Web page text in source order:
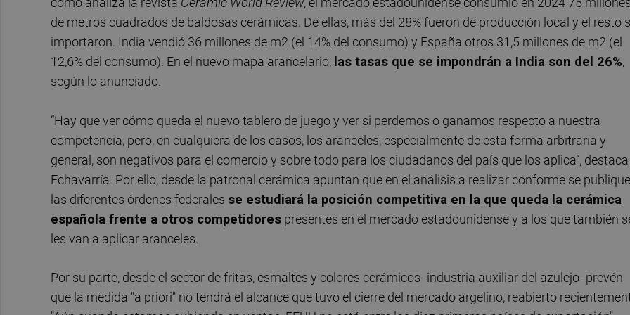
de metros cuadrados de baldosas cerámicas. De ellas, más del 28% fueron de producción local y el resto
importaron. India vendió 36 millones de m2 (el 14% del consumo) y España otros 31,5 millones de m2 (el
12,6% del consumo). En el nuevo mapa arancelario, las tasas que se impondrán a India son del 26%,
según lo anunciado.
“Hay que ver cómo queda el nuevo tablero de juego y ver si perdemos o ganamos respecto a nuestra
competencia, pero, en cualquiera de los casos, los aranceles, especialmente de esta forma arbitraria y
general, son negativos para el comercio y sobre todo para los ciudadanos del país que los aplica”, destaca
Echavarría. Por ello, desde la patronal cerámica apuntan que en el análisis a realizar conforme se
las diferentes órdenes federales se estudiará la posición competitiva en la que queda la cerámica
española frente a otros competidores presentes en el mercado estadounidense y a los que también
les van a aplicar aranceles.
Por su parte, desde el sector de fritas, esmaltes y colores cerámicos -industria auxiliar del azulejo- prevén
que la medida "a priori" no tendrá el alcance que tuvo el cierre del mercado argelino, reabierto